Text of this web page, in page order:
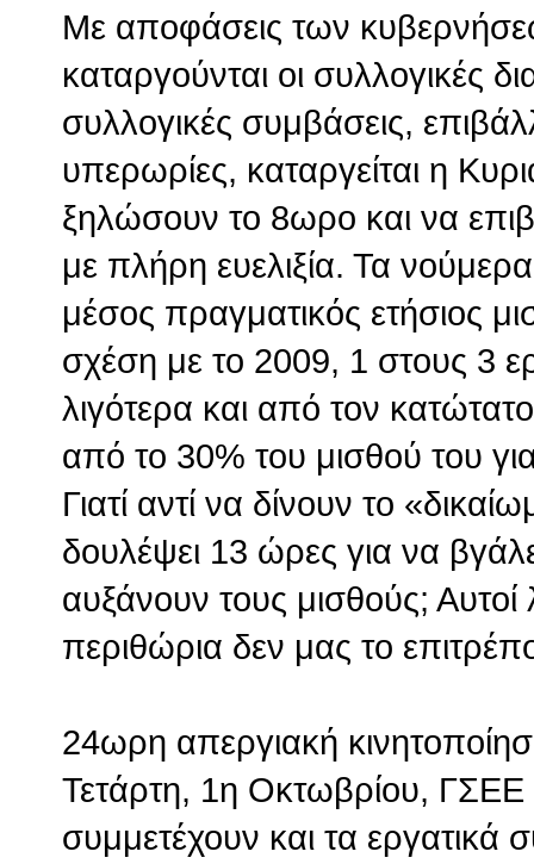
Με αποφάσεις των
καταργούνται οι συλλογικές
συλλογικές συμβάσεις,
υπερωρίες, καταργείται η
ξηλώσουν το 8ωρο και να
με πλήρη ευελιξία. Τα
μέσος πραγματικός ετήσιος
σχέση με το 2009, 1 στους 3
λιγότερα και από τον
από το 30% του μισθού του
Γιατί αντί να δίνουν το
δουλέψει 13 ώρες για να
αυξάνουν τους μισθούς;
περιθώρια δεν μας το
24ωρη απεργιακή
Τετάρτη, 1η Οκτωβρίου,
συμμετέχουν και τα εργατικά